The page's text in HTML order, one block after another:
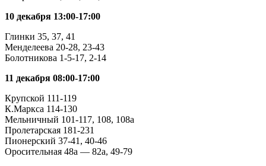
10 декабря 13:00-17:00
Глинки 35, 37, 41
Менделеева 20-28, 23-43
Болотникова 1-5-17, 2-14
11 декабря 08:00-17:00
Крупской 111-119
К.Маркса 114-130
Мельничный 101-117, 108, 108а
Пролетарская 181-231
Пионерский 37-41, 40-46
Оросительная 48а — 82а, 49-79